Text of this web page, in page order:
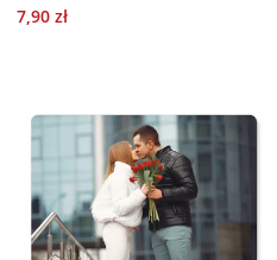
7,90 zł